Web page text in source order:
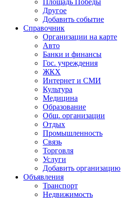
Площадь Победы
Другое
Добавить событие
Справочник
Организации на карте
Авто
Банки и финансы
Гос. учреждения
ЖКХ
Интернет и СМИ
Культура
Медицина
Образование
Общ. организации
Отдых
Промышленность
Связь
Торговля
Услуги
Добавить организацию
Объявления
Транспорт
Недвижимость